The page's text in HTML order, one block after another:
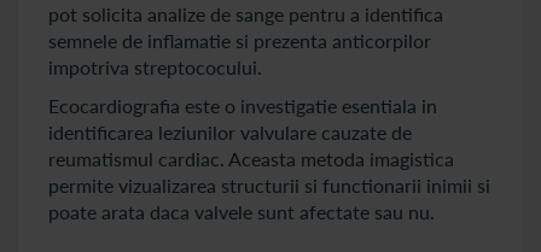
pot solicita analize de sange pentru a identifica
semnele de inflamatie si prezenta anticorpilor
impotriva streptococului.
Ecocardiografia este o investigatie esentiala in
identificarea leziunilor valvulare cauzate de
reumatismul cardiac. Aceasta metoda imagistica
permite vizualizarea structurii si functionarii inimii si
poate arata daca valvele sunt afectate sau nu.